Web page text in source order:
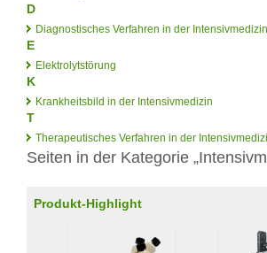
D
Diagnostisches Verfahren in der Intensivmedizin
E
Elektrolytstörung
K
Krankheitsbild in der Intensivmedizin
T
Therapeutisches Verfahren in der
Seiten in der Kategorie
Produkt-Highlight